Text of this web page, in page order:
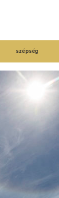
szépség